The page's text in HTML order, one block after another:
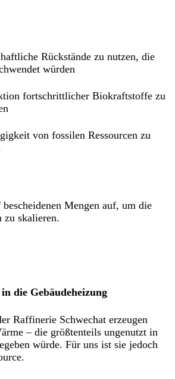
Rückstände zu nutzen, die
würden
fortschrittlicher Biokraftstoffe zu
von fossilen Ressourcen zu
Mengen auf, um die
skalieren.
die Gebäudeheizung
Raffinerie Schwechat erzeugen
– die größtenteils ungenutzt in
würde. Für uns ist sie jedoch